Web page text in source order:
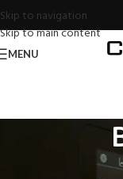
Skip to navigation
Skip to main content
MENU